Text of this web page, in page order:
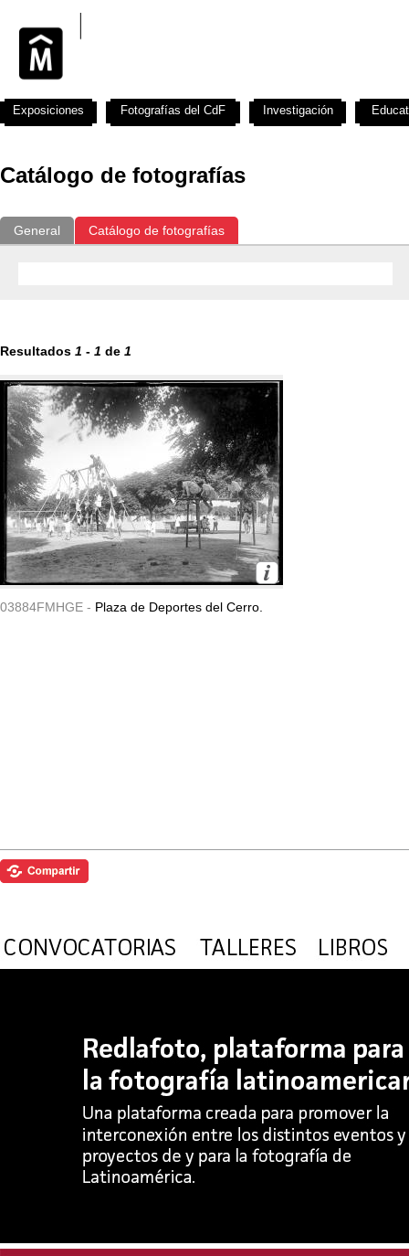
Catálogo de fotografías
General Catálogo de fotografías
Resultados 1 - 1 de 1
03884FMHGE - Plaza de Deportes del Cerro.
Exposiciones Fotografías del CdF Investigación